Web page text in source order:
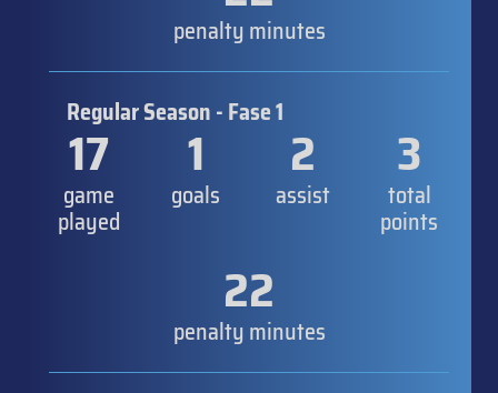
penalty minutes
Regular Season - Fase 1
17
game
played
1
goals
2
assist
3
total
points
22
penalty minutes